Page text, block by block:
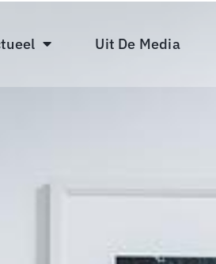
Uit De Media